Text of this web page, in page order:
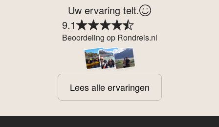
Uw ervaring telt.
9.1
Beoordeling op Rondreis.nl
Lees alle ervaringen